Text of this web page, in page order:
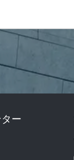
ー